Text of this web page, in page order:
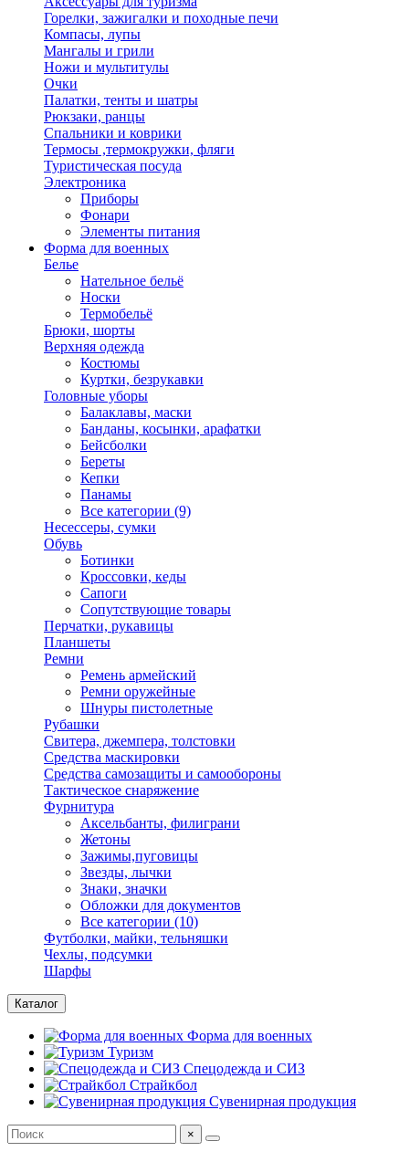
Горелки, зажигалки и походные печи
Компасы, лупы
Мангалы и грили
Ножи и мультитулы
Очки
Палатки, тенты и шатры
Рюкзаки, ранцы
Спальники и коврики
Термосы ,термокружки, фляги
Туристическая посуда
Электроника
Приборы
Фонари
Элементы питания
Форма для военных
Белье
Нательное бельё
Носки
Термобельё
Брюки, шорты
Верхняя одежда
Костюмы
Куртки, безрукавки
Головные уборы
Балаклавы, маски
Банданы, косынки, арафатки
Бейсболки
Береты
Кепки
Панамы
Все категории (9)
Несессеры, сумки
Обувь
Ботинки
Кроссовки, кеды
Сапоги
Сопутствующие товары
Перчатки, рукавицы
Планшеты
Ремни
Ремень армейский
Ремни оружейные
Шнуры пистолетные
Рубашки
Свитера, джемпера, толстовки
Средства маскировки
Средства самозащиты и самообороны
Тактическое снаряжение
Фурнитура
Аксельбанты, филиграни
Жетоны
Зажимы,пуговицы
Звезды, лычки
Знаки, значки
Обложки для документов
Все категории (10)
Футболки, майки, тельняшки
Чехлы, подсумки
Шарфы
Каталог
Форма для военных
Туризм
Спецодежда и СИЗ
Страйкбол
Сувенирная продукция
×